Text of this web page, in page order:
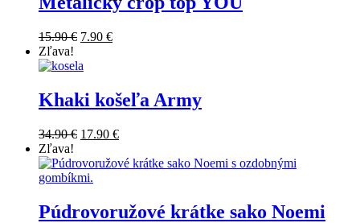
15.90€ 7.90 €
Zľava!
Khaki košeľa Army
34.90€ 17.90 €
Zľava!
Púdrovoružové krátke sako Noemi